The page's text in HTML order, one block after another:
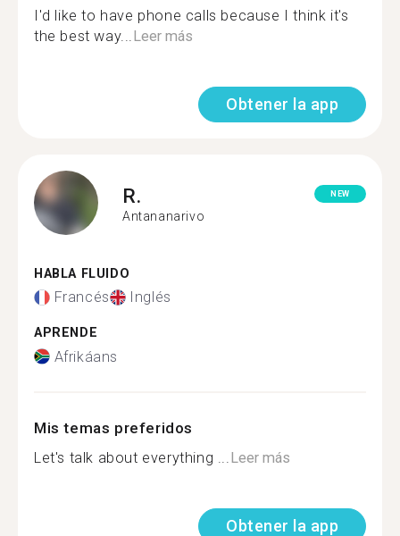
I'd like to have phone calls because I think it's
the best way... Leer más
Obtener la app
R.
Antananarivo
NEW
HABLA FLUIDO
Francés Inglés
APRENDE
Afrikáans
Mis temas preferidos
Let's talk about everything ... Leer más
Obtener la app